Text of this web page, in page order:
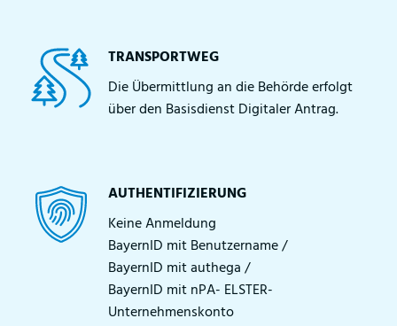
TRANSPORTWEG
Die Übermittlung an die Behörde erfolgt
über den Basisdienst Digitaler Antrag.
AUTHENTIFIZIERUNG
Keine Anmeldung
BayernID mit Benutzername /
BayernID mit authega /
BayernID mit nPA- ELSTER-
Unternehmenskonto